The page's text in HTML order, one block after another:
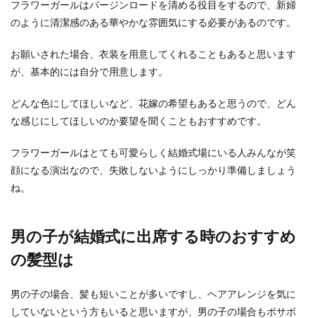
フラワーガールはバージンロードを清める役目をするので、新婦
のように清潔感のある華やかな雰囲気にする必要があるのです。
お願いされた場合、衣装を用意してくれることもあると思います
が、基本的には自分で用意します。
どんな色にしてほしいなど、花嫁の希望もあると思うので、どん
な感じにしてほしいのか要望を聞くこともおすすめです。
フラワーガールはとても可愛らしく結婚式場にいる人みんなが笑
顔になる演出なので、失敗しないようにしっかり準備しましょう
ね。
男の子が結婚式に出席する時のおすすめ
の髪型は
男の子の場合、髪も短いことが多いですし、ヘアアレンジを気に
していないという方もいると思いますが、男の子の場合もボサボ